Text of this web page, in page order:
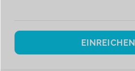
EINREICHEN